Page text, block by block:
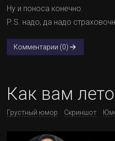
Ну и поноса конечно.
Р.S. надо, да надо
Комментарии (0)
Как вам
Грустный юмор Скриншот